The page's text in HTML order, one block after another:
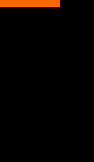
rijder